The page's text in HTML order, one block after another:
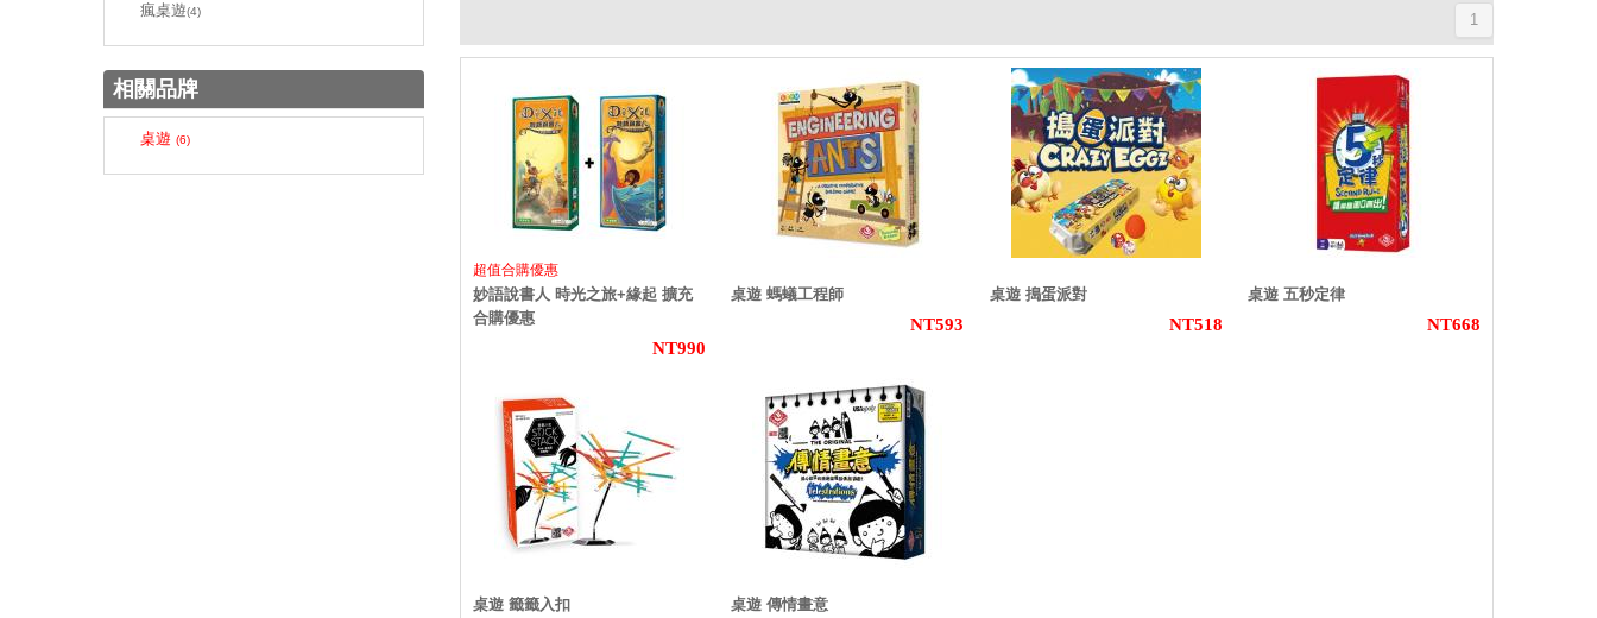
瘋桌遊(4)
相關品牌
桌遊 (6)
1
超值合購優惠
妙語說書人 時光之旅+緣起 擴充
合購優惠
NT990
桌遊 螞蟻工程師
NT593
桌遊 搗蛋派對
NT518
桌遊 五秒定律
NT668
桌遊 籤籤入扣 桌遊 傳情畫意